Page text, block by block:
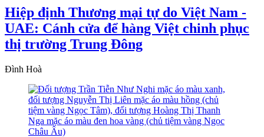
Hiệp định Thương mại tự do Việt Nam -
UAE: Cánh cửa để hàng Việt chinh phục
thị trường Trung Đông
Đình Hoà